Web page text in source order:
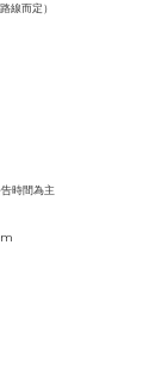
線而定）
時間為主